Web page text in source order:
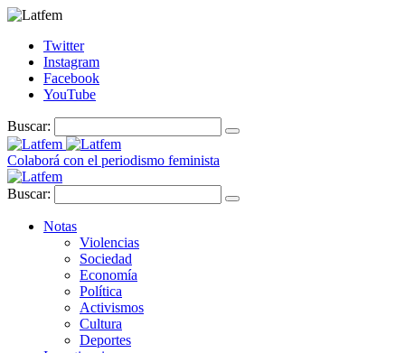
Twitter
Instagram
Facebook
YouTube
Buscar:
Colaborá con el periodismo feminista
Buscar:
Notas
Violencias
Sociedad
Economía
Política
Activismos
Cultura
Deportes